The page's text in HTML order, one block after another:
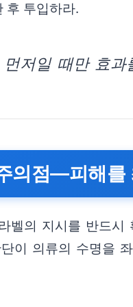
후 투입하라.
저일 때만 효과
의점—피해를
벨의 지시를 반드
이 의류의 수명을